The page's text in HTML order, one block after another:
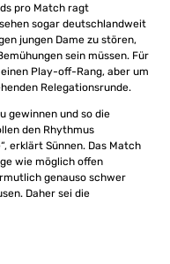
pro Match ragt
sogar deutschlandweit
jungen Dame zu stören,
sein müssen. Für
Play-off-Rang, aber um
Relegationsrunde.
gewinnen und so die
den Rhythmus
erklärt Sünnen. Das Match
wie möglich offen
genauso schwer
Daher sei die